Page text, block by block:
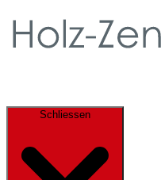
Schliessen